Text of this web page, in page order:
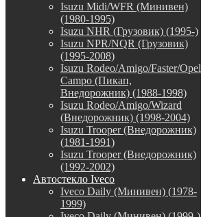
Isuzu Midi/WFR (Минивен)
(1980-1995)
Isuzu NHR (Грузовик) (1995-)
Isuzu NPR/NQR (Грузовик)
(1995-2008)
Isuzu Rodeo/Amigo/Faster/Opel
Campo (Пикап,
Внедорожник) (1988-1998)
Isuzu Rodeo/Amigo/Wizard
(Внедорожник) (1998-2004)
Isuzu Trooper (Внедорожник)
(1981-1991)
Isuzu Trooper (Внедорожник)
(1992-2002)
Автостекло Iveco
Iveco Daily (Минивен) (1978-
1999)